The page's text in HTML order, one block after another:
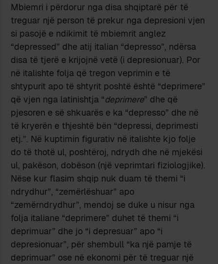
Mbiemri i përdorur nga disa shqiptarë për të
treguar një person të prekur nga depresioni vjen
si pasojë e ndikimit të mbiemrit anglez
“depressed” dhe atij italian “depresso”, ndërsa
disa të tjerë e krijojnë vetë (i depresionuar). Por
në italishte folja që tregon veprimin e të
shtypurit apo të shtyrit poshtë është “deprimere”
që vjen nga latinishtja “deprimere” dhe që
pjesoren e së shkuarës e ka “depresso” dhe në
të kryerën e thjeshtë bën “depressi, deprimesti
etj.”. Në kuptimin figurativ në italishte kjo folje
do të thotë ul, poshtëroj, ndrydh dhe në mjekësi
ul, pakëson, dobëson (një veprimtari fiziologjike).
Nëse kur flasim shqip nuk duam të themi “i
ndrydhur”, “zemërlëshuar” apo
“zemërndrydhur”, mendoj se duke u nisur nga
folja italiane “deprimere” duhet të themi “i
deprimuar” dhe jo “i depresuar” apo “i
depresionuar”, për shembull “ka një pamje të
deprimuar” ose në ekonomi për të treguar një